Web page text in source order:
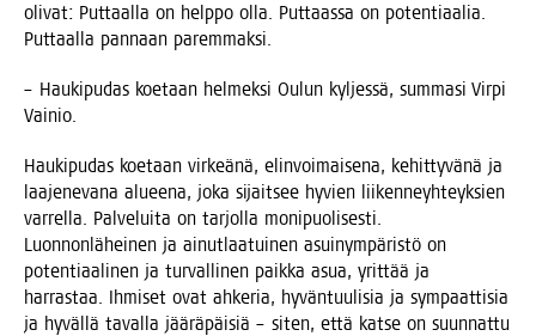
oli­vat: Put­taal­la on help­po olla. Put­taas­sa on poten­ti­aa­lia.
Put­taal­la pan­naan paremmaksi.
– Hau­ki­pu­das koe­taan hel­mek­si Oulun kyl­jes­sä, sum­ma­si Vir­pi
Vainio.
Hau­ki­pu­das koe­taan vir­keä­nä, elin­voi­mai­se­na, kehit­ty­vä­nä ja
laa­je­ne­va­na alu­ee­na, joka sijait­see hyvien lii­ken­neyh­teyk­sien
var­rel­la. Pal­ve­lui­ta on tar­jol­la moni­puo­li­ses­ti.
Luon­non­lä­hei­nen ja ainut­laa­tui­nen asui­nym­pä­ris­tö on
poten­ti­aa­li­nen ja tur­val­li­nen paik­ka asua, yrit­tää ja
har­ras­taa. Ihmi­set ovat ahke­ria, hyvän­tuu­li­sia ja sym­paat­ti­sia
ja hyväl­lä taval­la jää­rä­päi­siä – siten, että kat­se on suun­nat­tu